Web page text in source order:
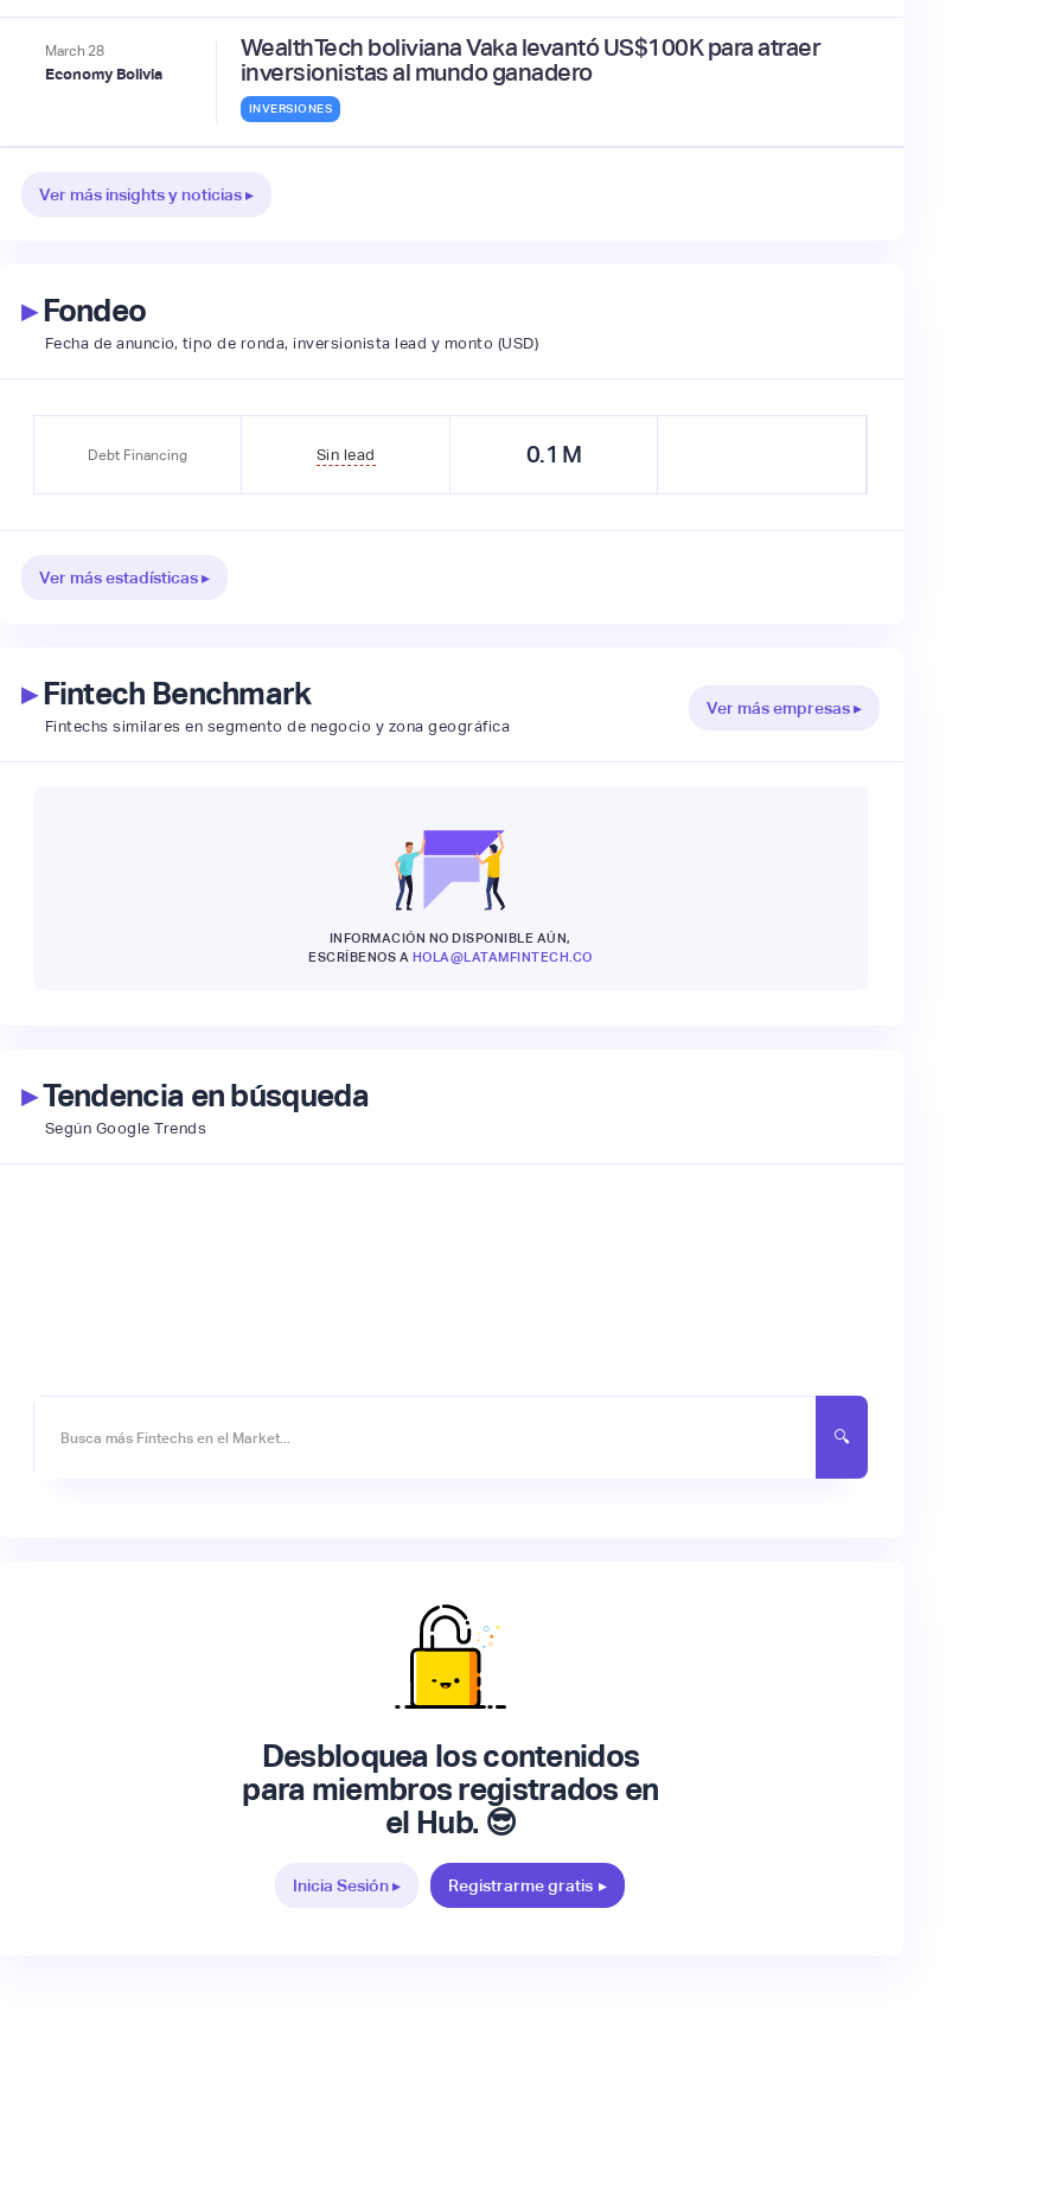
March 28
Economy Bolivia
WealthTech boliviana Vaka levantó US$100K para atraer
inversionistas al mundo ganadero
INVERSIONES
Ver más insights y noticias ▸
▸Fondeo
Fecha de anuncio, tipo de ronda, inversionista lead y monto (USD)
Debt Financing Sin lead 0.1 M
Ver más estadísticas ▸
▸Fintech Benchmark
Fintechs similares en segmento de negocio y zona geográfica
Ver más empresas ▸
INFORMACIÓN NO DISPONIBLE AÚN,
ESCRÍBENOS A HOLA@LATAMFINTECH.CO
▸Tendencia en búsqueda
Según Google Trends
Desbloquea los contenidos
para miembros registrados en
el Hub. 😎
Inicia Sesión ▸ Registrarme gratis ▸